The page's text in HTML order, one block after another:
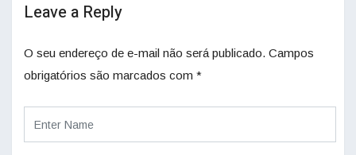
Leave a Reply
O seu endereço de e-mail não será publicado. Campos
obrigatórios são marcados com *